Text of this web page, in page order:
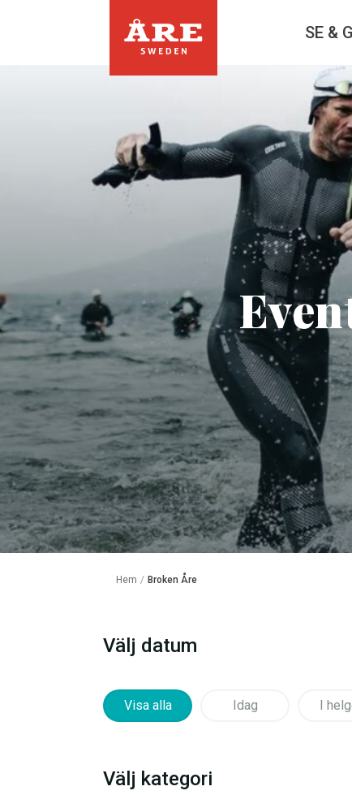
SE &
Hem / Broken Åre
Välj datum
Visa alla Idag I
Välj kategori